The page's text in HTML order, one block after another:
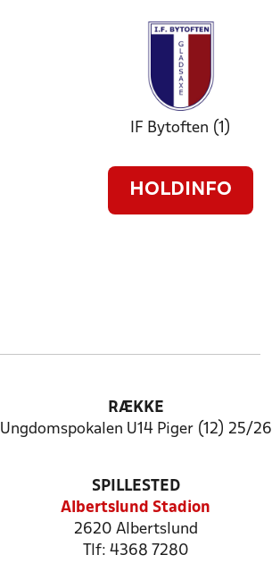
IF Bytoften (1)
HOLDINFO
RÆKKE
Ungdomspokalen U14 Piger (12) 25/26
SPILLESTED
Albertslund Stadion
2620 Albertslund
Tlf: 4368 7280